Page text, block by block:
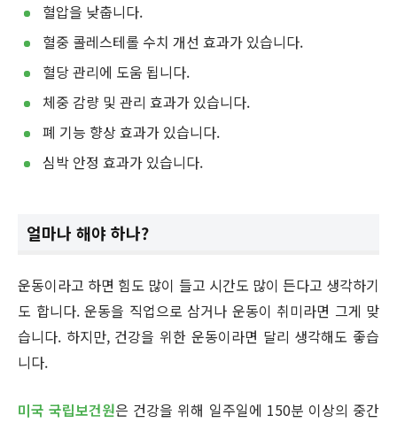
혈압을 낮춥니다.
혈중 콜레스테롤 수치 개선 효과가 있습니다.
혈당 관리에 도움 됩니다.
체중 감량 및 관리 효과가 있습니다.
폐 기능 향상 효과가 있습니다.
심박 안정 효과가 있습니다.
얼마나 해야 하나?
운동이라고 하면 힘도 많이 들고 시간도 많이 든다고 생각하기
도 합니다. 운동을 직업으로 삼거나 운동이 취미라면 그게 맞
습니다. 하지만, 건강을 위한 운동이라면 달리 생각해도 좋습
니다.
미국 국립보건원은 건강을 위해 일주일에 150분 이상의 중간